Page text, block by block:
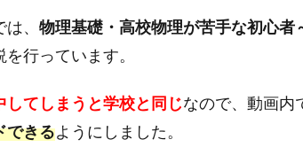
、 物理基礎・高校物理が苦手な初心者
を行っています。
てしまうと学校と同じなので、動画内
できるようにしました。